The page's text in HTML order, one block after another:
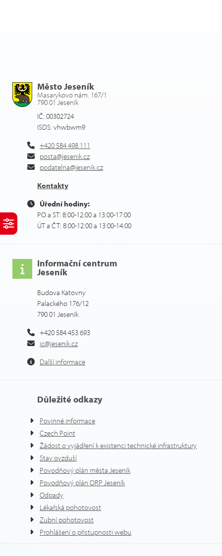
Město Jeseník
Masarykovo nám. 167/1
790 01 Jeseník
IČ: 00302724
ISDS: vhwbwm9
+420 584 498 111
posta@jesenik.cz
podatelna@jesenik.cz
Kontakty
Úřední hodiny:
PO a ST: 8:00-12:00 a 13:00-17:00
ÚT a ČT: 8:00-12:00 a 13:00-14:00
Informační centrum
Jeseník
Budova Katovny
Palackého 176/12
790 01 Jeseník
+420 584 453 693
ic@jesenik.cz
Další informace
Důležité odkazy
Povinné informace
Czech Point
Žádost o vyjádření k existenci technické infrastruktury
Stav ovzduší
Povodňový plán města Jeseník
Povodňový plán ORP Jeseník
Odpady
Lékařská pohotovost
Zubní pohotovost
Prohlášení o přístupnosti webu